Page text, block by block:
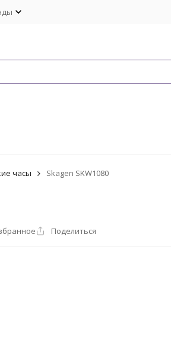
часы Skagen SKW1080
Поделиться